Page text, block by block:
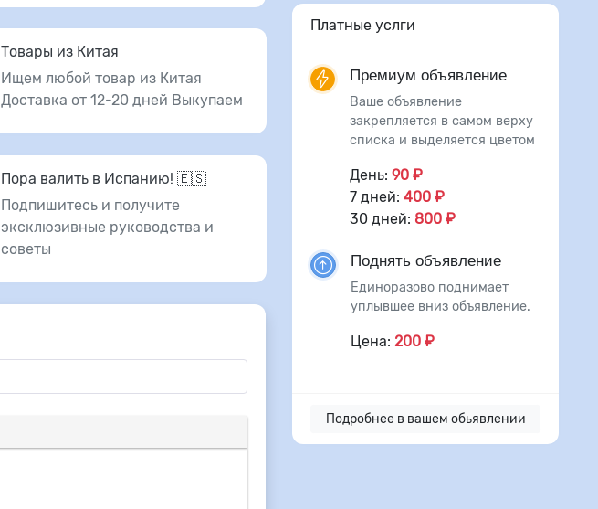
Товары из Китая
Ищем любой товар из Китая
Доставка от 12-20 дней Выкупаем
Пора валить в Испанию! 🇪🇸
Подпишитесь и получите
эксклюзивные руководства и
советы
Платные услги
Премиум объявление
Ваше объявление
закрепляется в самом верху
списка и выделяется цветом
День: 90 ₽
7 дней: 400 ₽
30 дней: 800 ₽
Поднять объявление
Единоразово поднимает
уплывшее вниз объявление.
Цена: 200 ₽
Подробнее в вашем обьявлении